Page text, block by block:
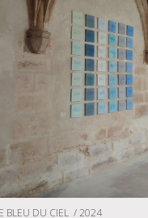
BLEU DU CIEL / 2024